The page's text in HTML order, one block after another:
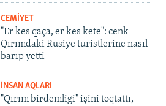
CEMİYET
"Er kes qaça, er kes kete": cenk
Qırımdaki Rusiye turistlerine nasıl
barıp yetti
İNSAN AQLARI
"Qırım birdemligi" işini toqtattı,